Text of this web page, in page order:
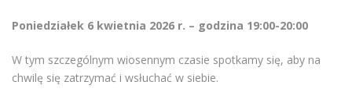
Poniedziałek 6 kwietnia 2026 r. – godzina 19:00-20:00
W tym szczególnym wiosennym czasie spotkamy się, aby na
chwilę się zatrzymać i wsłuchać w siebie.